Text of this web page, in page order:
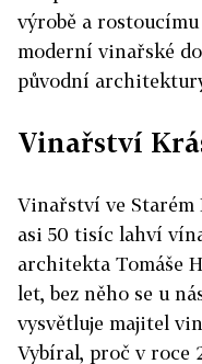
výrobě a
moderní vinařské
původní
Vinařství
Vinařství ve Starém
asi 50 tisíc lahví
architekta Tomáše
let, bez něho se u
vysvětluje majitel
Vybíral, proč v roce